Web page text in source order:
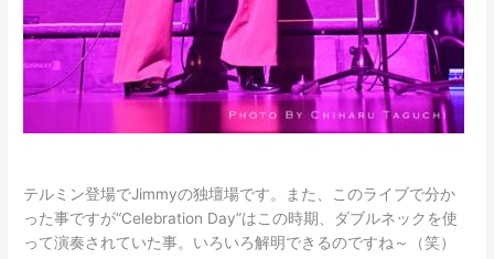
テルミン登場でJimmyの独壇場です。また、このライブで分か
った事ですが“Celebration Day”はこの時期、ダブルネックを使
って演奏されていた事。いろいろ解明できるのですね～（笑）